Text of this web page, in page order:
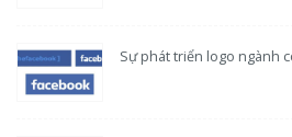
Sự phát triển logo ngành